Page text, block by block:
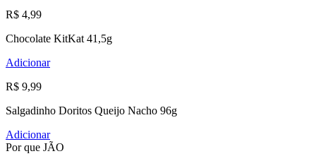
R$ 4,99
Chocolate KitKat 41,5g
Adicionar
R$ 9,99
Salgadinho Doritos Queijo Nacho 96g
Adicionar
Por que JÃO